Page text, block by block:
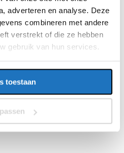
adverteren en analyse. Deze
combineren met andere
verstrekt of die ze hebben
gebruik van hun services.
toestaan
reis
vervoer- en reisvoorwaarden van